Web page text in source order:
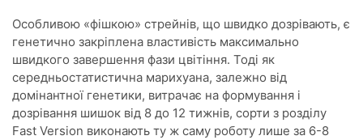
Особливою «фішкою» стрейнів, що швидко дозрівають, є
генетично закріплена властивість максимально
швидкого завершення фази цвітіння. Тоді як
середньостатистична марихуана, залежно від
домінантної генетики, витрачає на формування і
дозрівання шишок від 8 до 12 тижнів, сорти з розділу
Fast Version виконають ту ж саму роботу лише за 6-8